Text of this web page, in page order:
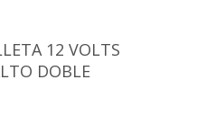
12 VOLTS
DOBLE